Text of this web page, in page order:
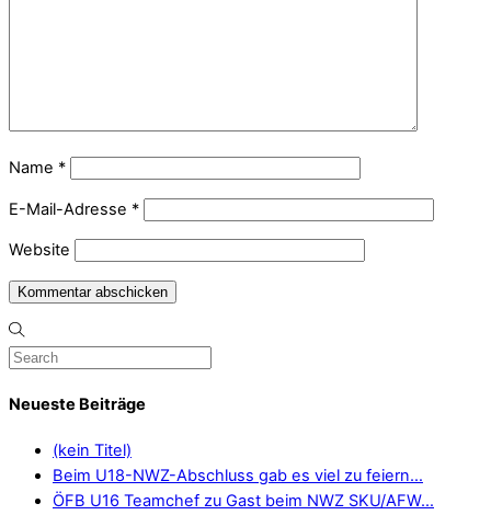
Name *
E-Mail-Adresse *
Website
Neueste Beiträge
(kein Titel)
Beim U18-NWZ-Abschluss gab es viel zu feiern…
ÖFB U16 Teamchef zu Gast beim NWZ SKU/AFW…